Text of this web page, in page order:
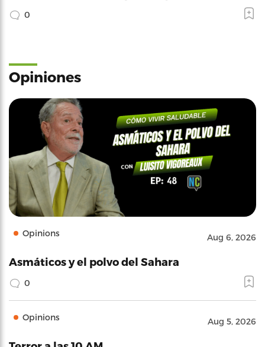
0
Opiniones
Opinions Aug 6, 2026
Asmáticos y el polvo del Sahara
0
Opinions Aug 5, 2026